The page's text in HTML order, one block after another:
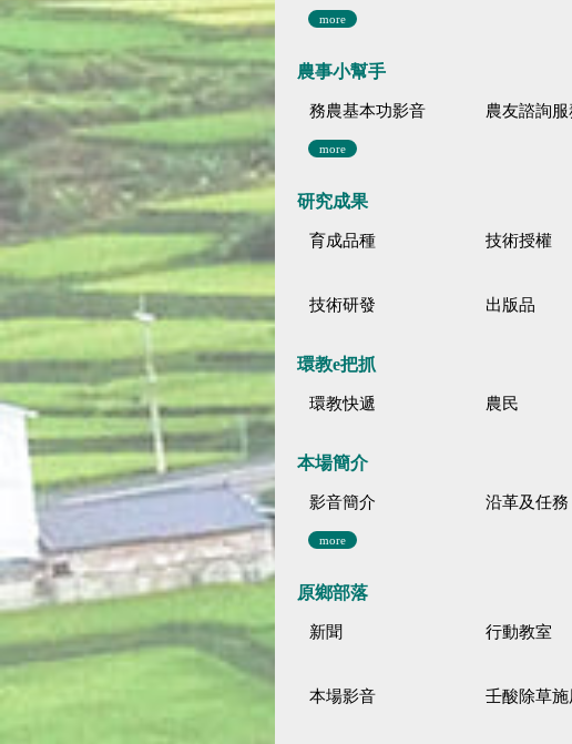
more
農事小幫手
務農基本功影音 農友諮詢服
more
研究成果
育成品種 技術授權
技術研發 出版品
環教e把抓
環教快遞 農民
本場簡介
影音簡介 沿革及任務
more
原鄉部落
新聞 行動教室
本場影音 壬酸除草施用效